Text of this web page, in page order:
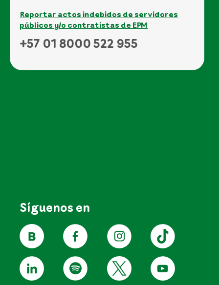
Reportar actos indebidos de servidores
públicos y/o contratistas de EPM
+57 01 8000 522 955
Síguenos en